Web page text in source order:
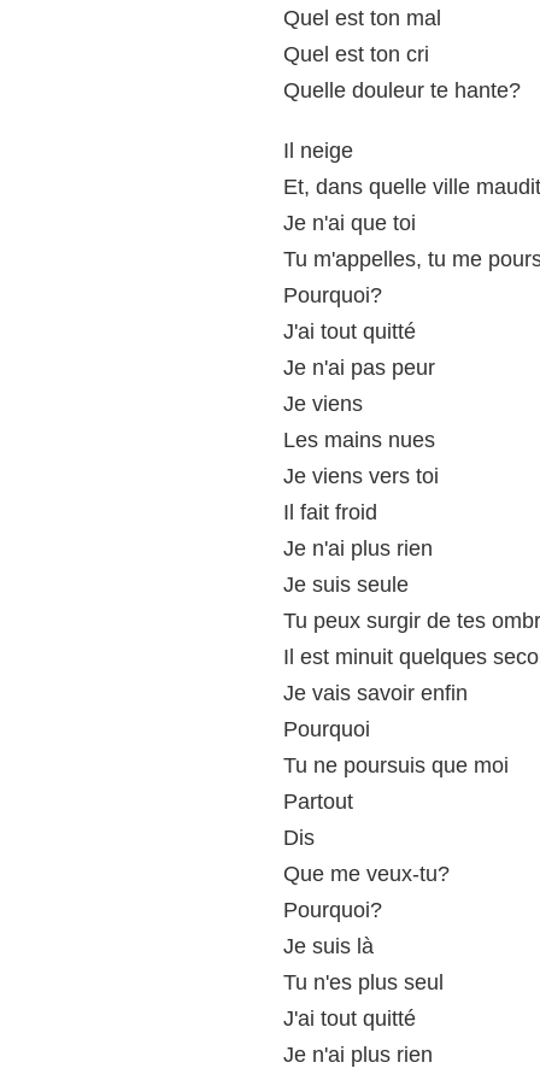
Quel est ton mal
Quel est ton cri
Quelle douleur te hante?
Il neige
Et, dans quelle ville
Je n'ai que toi
Tu m'appelles, tu me
Pourquoi?
J'ai tout quitté
Je n'ai pas peur
Je viens
Les mains nues
Je viens vers toi
Il fait froid
Je n'ai plus rien
Je suis seule
Tu peux surgir de tes
Il est minuit quelques
Je vais savoir enfin
Pourquoi
Tu ne poursuis que moi
Partout
Dis
Que me veux-tu?
Pourquoi?
Je suis là
Tu n'es plus seul
J'ai tout quitté
Je n'ai plus rien